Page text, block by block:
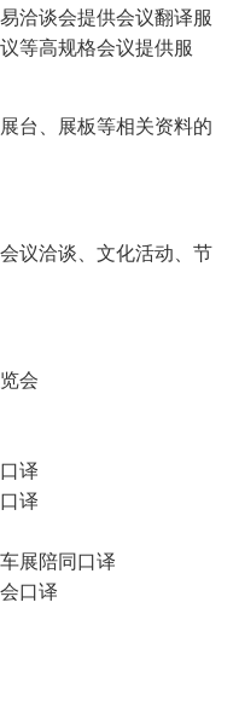
洽谈会提供会议翻译服
等高规格会议提供服
台、展板等相关资料的
议洽谈、文化活动、节
会
译
译
展陪同口译
口译